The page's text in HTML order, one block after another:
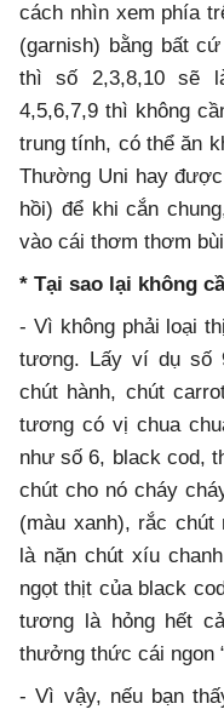
cách nhìn xem phía
(garnish) bằng bất
thì số 2,3,8,10 sẽ
4,5,6,7,9 thì không
trung tính, có thể ăn
Thường Uni hay
hồi) để khi cắn
vào cái thơm thơm
* Tại sao lại không
- Vì không phải loại
tương. Lấy ví dụ số
chút hành, chút
tương có vị chua
như số 6, black cod,
chút cho nó cháy
(màu xanh), rắc
là nặn chút xíu
ngọt thịt của black
tương là hỏng hết
thưởng thức cái ngon
- Vì vậy, nếu bạn